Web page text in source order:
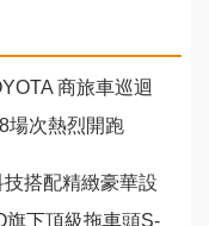
商旅車巡迴
場次熱烈開跑
搭配精緻豪華設
旗下頂級拖車頭S-